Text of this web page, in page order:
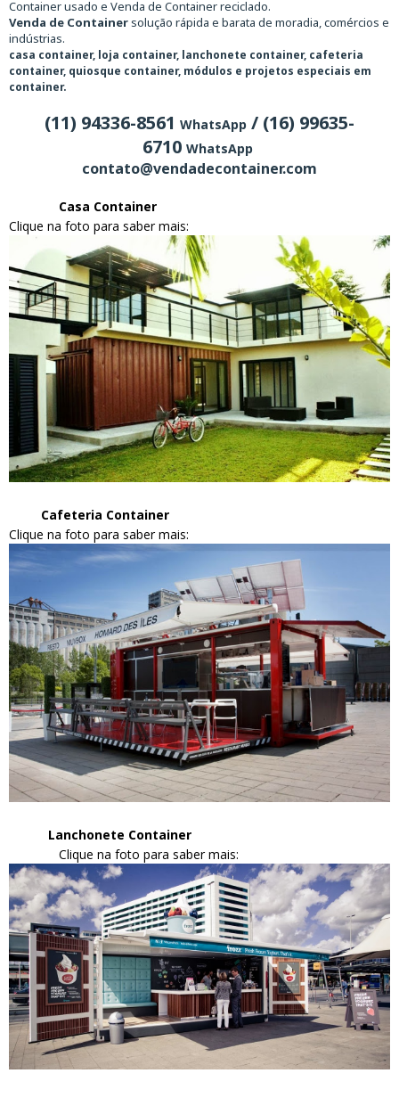
Container usado e Venda de Container reciclado.
Venda de Containersolução rápida e barata de moradia, comércios e
indústrias.
casa container, loja container, lanchonete container, cafeteria
container, quiosque container, módulos e projetos especiais em
container.
(11) 94336-8561 WhatsApp / (16) 99635-
6710 WhatsApp
contato@vendadecontainer.com
Casa Container
Clique na foto para saber mais:
Cafeteria Container
Clique na foto para saber mais:
Lanchonete Container
Clique na foto para saber mais: